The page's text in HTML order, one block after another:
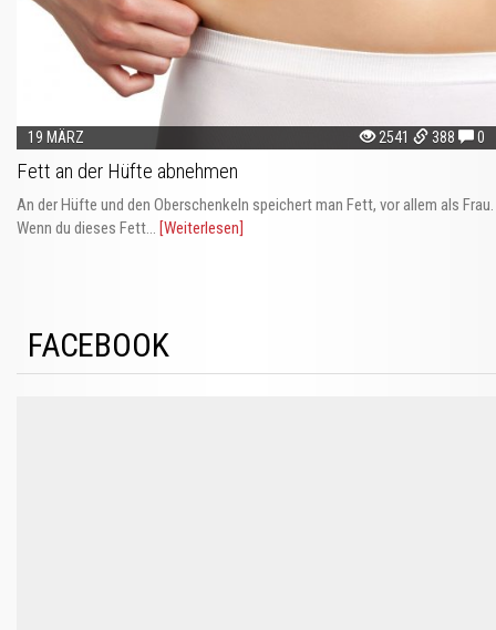
19 MÄRZ 2541 388 0
Fett an der Hüfte abnehmen
An der Hüfte und den Oberschenkeln speichert man Fett, vor allem als Frau.
Wenn du dieses Fett... [Weiterlesen]
FACEBOOK